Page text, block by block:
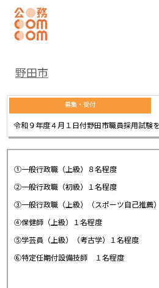
野田市
募集・受付
令和９年度４月１日付野田市職員採用試験を
①一般行政職（上級）８名程度
②一般行政職（初級）１名程度
③一般行政職（上級）（スポーツ自己推薦
④保健師（上級）１名程度
⑤学芸員（上級）（考古学）１名程度
⑥特定任期付設備技師 １名程度